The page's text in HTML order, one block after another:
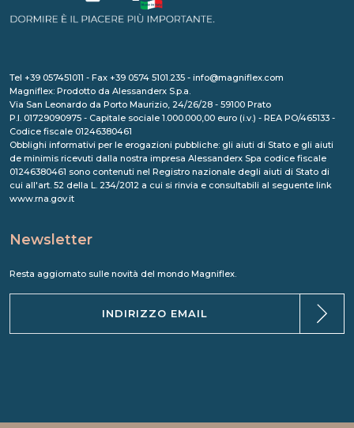
Tel +39 057451011 - Fax +39 0574 5101.235 - info@magniflex.com
Magniflex: Prodotto da Alessanderx S.p.a.
Via San Leonardo da Porto Maurizio, 24/26/28 - 59100 Prato
P.I. 01729090975 - Capitale sociale 1.000.000,00 euro (i.v.) - REA PO/465133 -
Codice fiscale 01246380461
Obblighi informativi per le erogazioni pubbliche: gli aiuti di Stato e gli aiuti
de minimis ricevuti dalla nostra impresa Alessanderx Spa codice fiscale
01246380461 sono contenuti nel Registro nazionale degli aiuti di Stato di
cui all'art. 52 della L. 234/2012 a cui si rinvia e consultabili al seguente link
www.rna.gov.it
Newsletter
Resta aggiornato sulle novità del mondo Magniflex.